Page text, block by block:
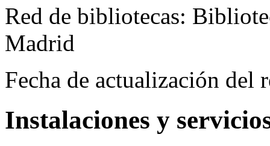
Red de bibliotecas:
Madrid
Fecha de actualización del
Instalaciones y